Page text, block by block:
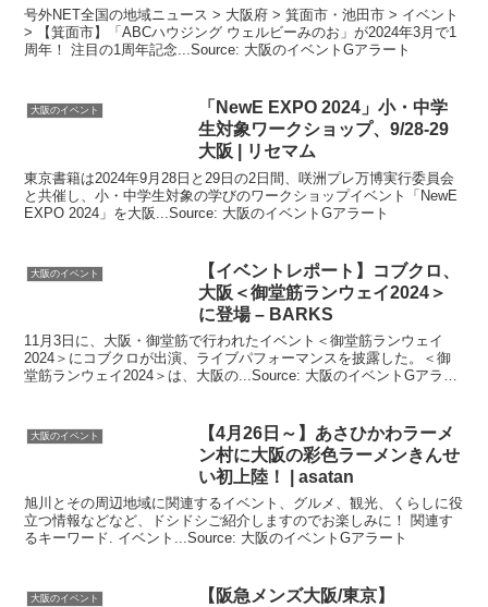
ト。
号外NET全国の地域ニュース > 大阪府 > 箕面市・池田市 > イベント
> 【箕面市】「ABCハウジング ウェルビーみのお」が2024年3月で1
周年！ 注目の1周年記念...Source: 大阪のイベントGアラート
大阪のイベント
「NewE EXPO 2024」小・中学
生対象ワークショップ、9/28-29
大阪 | リセマム
東京書籍は2024年9月28日と29日の2日間、咲洲プレ万博実行委員会
と共催し、小・中学生対象の学びのワークショップイベント「NewE
EXPO 2024」を大阪...Source: 大阪のイベントGアラート
大阪のイベント 【イベント レポート】コブクロ、
大阪 ＜御堂筋ランウェイ2024＞
に登場 – BARKS
11月3日に、大阪・御堂筋で行われたイベント＜御堂筋ランウェイ
2024＞にコブクロが出演、ライブパフォーマンスを披露した。＜御
堂筋ランウェイ2024＞は、大阪の...Source: 大阪のイベントGアラー
大阪のイベント
【4月26日～】あさひかわラーメ
ン村に大阪の彩色ラーメンきんせ
い初上陸！ | asatan
旭川とその周辺地域に関連するイベント、グルメ、観光、くらしに役
立つ情報などなど、ドシドシご紹介しますのでお楽しみに！ 関連す
るキーワード. イベント...Source: 大阪のイベントGアラート
大阪のイベント 【阪急メンズ大阪/東京】